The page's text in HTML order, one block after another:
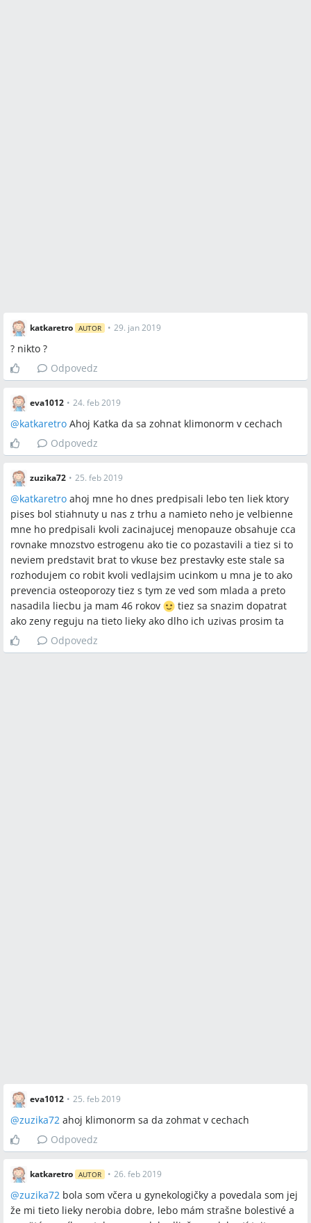
katkaretro AUTOR • 29. jan 2019
? nikto ?
Odpovedz
eva1012 • 24. feb 2019
@katkaretro Ahoj Katka da sa zohnat klimonorm v cechach
Odpovedz
zuzika72 • 25. feb 2019
@katkaretro ahoj mne ho dnes predpisali lebo ten liek ktory
pises bol stiahnuty u nas z trhu a namieto neho je velbienne
mne ho predpisali kvoli zacinajucej menopauze obsahuje cca
rovnake mnozstvo estrogenu ako tie co pozastavili a tiez si to
neviem predstavit brat to vkuse bez prestavky este stale sa
rozhodujem co robit kvoli vedlajsim ucinkom u mna je to ako
prevencia osteoporozy tiez s tym ze ved som mlada a preto
nasadila liecbu ja mam 46 rokov
tiez sa snazim dopatrat
ako zeny reguju na tieto lieky ako dlho ich uzivas prosim ta
Odpovedz
eva1012 • 25. feb 2019
@zuzika72 ahoj klimonorm sa da zohmat v cechach
Odpovedz
katkaretro AUTOR • 26. feb 2019
@zuzika72 bola som včera u gynekologičky a povedala som jej
že mi tieto lieky nerobia dobre, lebo mám strašne bolestivé a